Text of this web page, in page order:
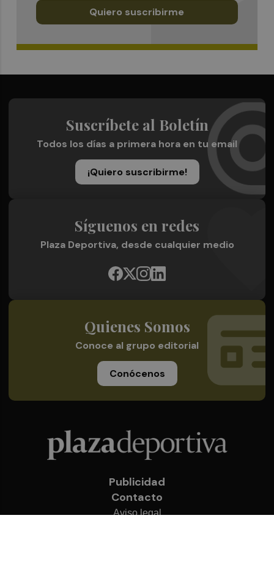
Quiero suscribirme
Suscríbete al Boletín
Todos los días a primera hora en tu email
¡Quiero suscribirme!
Síguenos en redes
Plaza Deportiva, desde cualquier medio
Quienes Somos
Conoce al grupo editorial
Conócenos
Publicidad
Contacto
Aviso legal